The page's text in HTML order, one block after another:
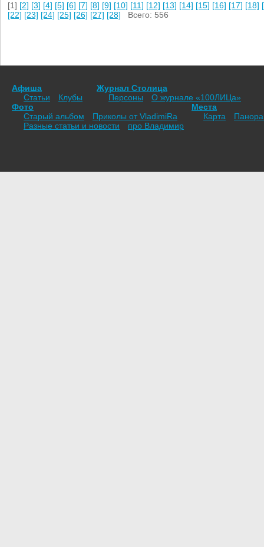
[1] [2] [3] [4] [5] [6] [7] [8] [9] [10] [11] [12] [13] [14] [15] [16] [17] [18]
[22] [23] [24] [25] [26] [27] [28] Всего: 556
Афиша
Статьи
Клубы
Журнал Столица
Персоны
О журнале «100ЛИЦа»
Фото
Старый альбом
Приколы от VladimiRа
Места
Карта
Разные статьи и новости
про Владимир